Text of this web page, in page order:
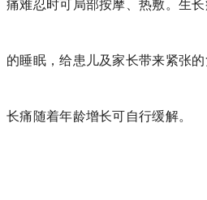
痛难忍时可局部按摩、热敷。生
的睡眠，给患儿及家长带来紧张
长痛随着年龄增长可自行缓解。